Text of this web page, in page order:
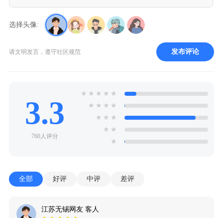
选择头像:
请文明发言，遵守社区规范 发布评论
3.3
760人评分
★ ★ ★ ★ ★
★ ★ ★ ★
★ ★ ★
★ ★
★
全部 好评 中评 差评
江苏无锡网友 客人